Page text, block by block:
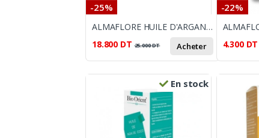
-25%
ALMAFLORE HUILE D'ARGAN BIO 50ML
18.800 DT 25.000DT Acheter
-22%
4.300 DT
En stock